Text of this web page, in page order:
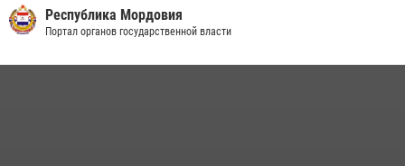
обеспечили безопасность на футбольных мероприятиях: от
регионального турнира до Суперкубка России
Республика Мордовия
Портал органов государственной власти